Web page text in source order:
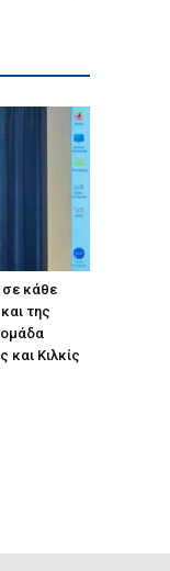
σε κάθε
της
και Κιλκίς